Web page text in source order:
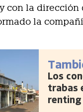
con la dirección
la
Los
trabas
renting